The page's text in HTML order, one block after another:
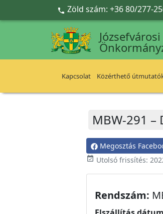
Ugrás a fő tartalomra
 Zöld szám: +36 80/277-
Józsefvárosi
Kapcsolat Közérthető
MBW-291 –
Megosztás
event_available Utolsó frissítés:
Rendszám: